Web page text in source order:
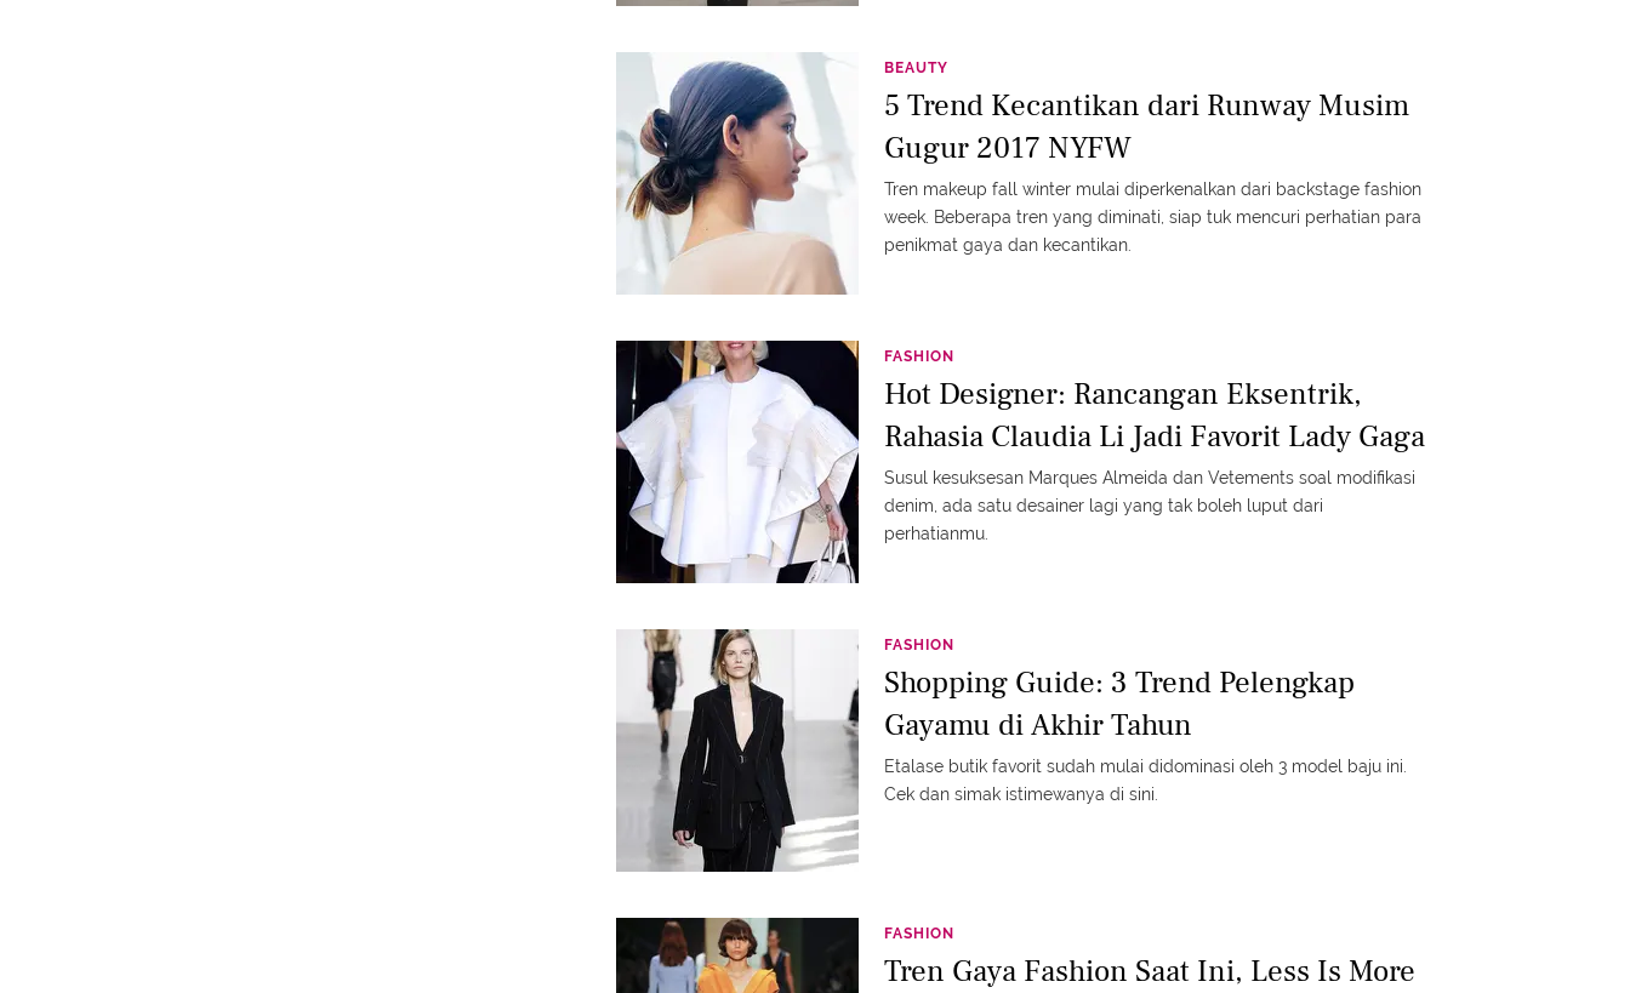
BEAUTY
5 Trend Kecantikan dari Runway Musim
Gugur 2017 NYFW
Tren makeup fall winter mulai diperkenalkan dari backstage fashion
week. Beberapa tren yang diminati, siap tuk mencuri perhatian para
penikmat gaya dan kecantikan.
FASHION
Hot Designer: Rancangan Eksentrik,
Rahasia Claudia Li Jadi Favorit Lady Gaga
Susul kesuksesan Marques Almeida dan Vetements soal modifikasi
denim, ada satu desainer lagi yang tak boleh luput dari
perhatianmu.
FASHION
Shopping Guide: 3 Trend Pelengkap
Gayamu di Akhir Tahun
Etalase butik favorit sudah mulai didominasi oleh 3 model baju ini.
Cek dan simak istimewanya di sini.
FASHION
Tren Gaya Fashion Saat Ini, Less Is More